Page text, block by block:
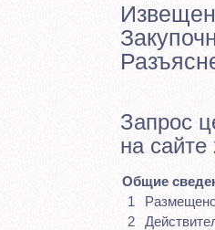
Запрос
на
Общие
1
2